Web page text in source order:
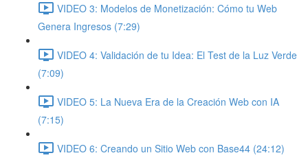
VIDEO 3: Modelos de Monetización: Cómo tu Web
Genera Ingresos (7:29)
VIDEO 4: Validación de tu Idea: El Test de la Luz Verde
(7:09)
VIDEO 5: La Nueva Era de la Creación Web con IA
(7:15)
VIDEO 6: Creando un Sitio Web con Base44 (24:12)